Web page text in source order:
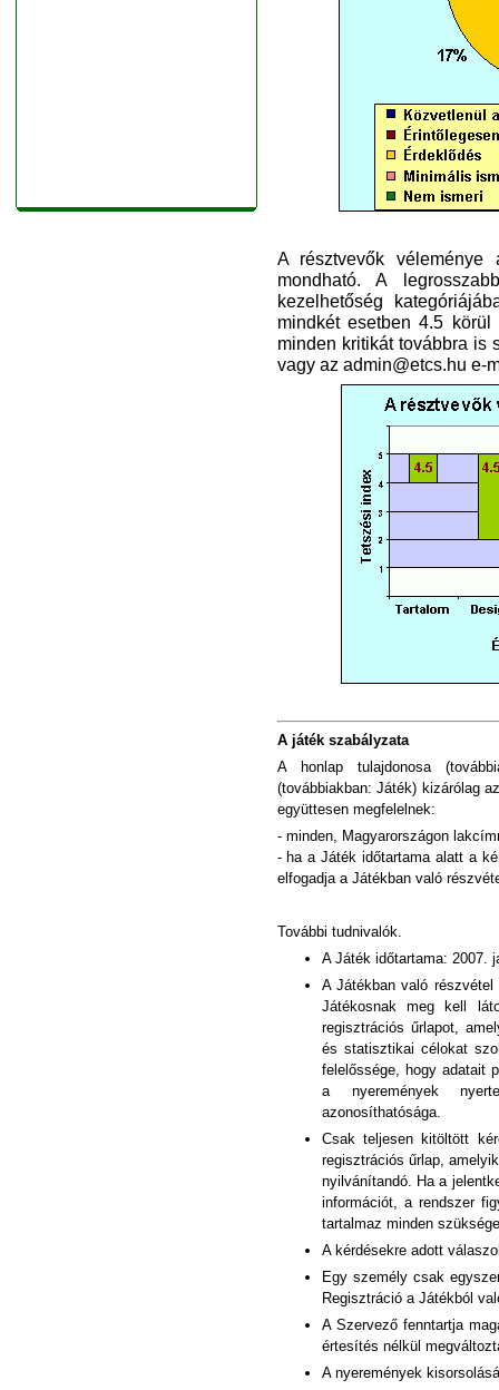
A résztvevők véleménye
mondható. A
kezelhetőség
mindkét esetben 4.5
minden kritikát továbbra is
vagy az admin@etcs.hu e-
A játék szabályzata
A honlap tulajdonosa
(továbbiakban: Játék) kizárólag
együttesen megfelelnek:
- minden, Magyarországon
- ha a Játék időtartama alatt a
elfogadja a Játékban való
További tudnivalók.
A Játék időtartama: 2007.
A Játékban való
Játékosnak meg kell
regisztrációs űrlapot,
és statisztikai célokat
felelőssége, hogy adatait
a nyeremények
azonosíthatósága.
Csak teljesen kitöltött
regisztrációs űrlap,
nyilvánítandó. Ha a
információt, a rendszer
tartalmaz minden
A kérdésekre adott
Egy személy csak
Regisztráció a Játékból
A Szervező fenntartja
értesítés nélkül
A nyeremények